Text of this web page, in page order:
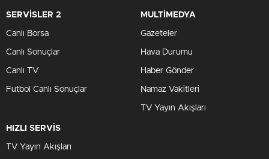
SERVİSLER 2
Canlı Borsa
Canlı Sonuçlar
Canlı TV
Futbol Canlı Sonuçlar
MULTİMEDYA
Gazeteler
Hava Durumu
Haber Gönder
Namaz Vakitleri
TV Yayın Akışları
HIZLI SERVİS
TV Yayın Akışları